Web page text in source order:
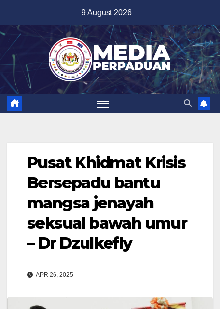
content
9 August 2026
Pusat Khidmat Krisis
Bersepadu bantu
mangsa jenayah
seksual bawah umur
– Dr Dzulkefly
APR 26, 2025